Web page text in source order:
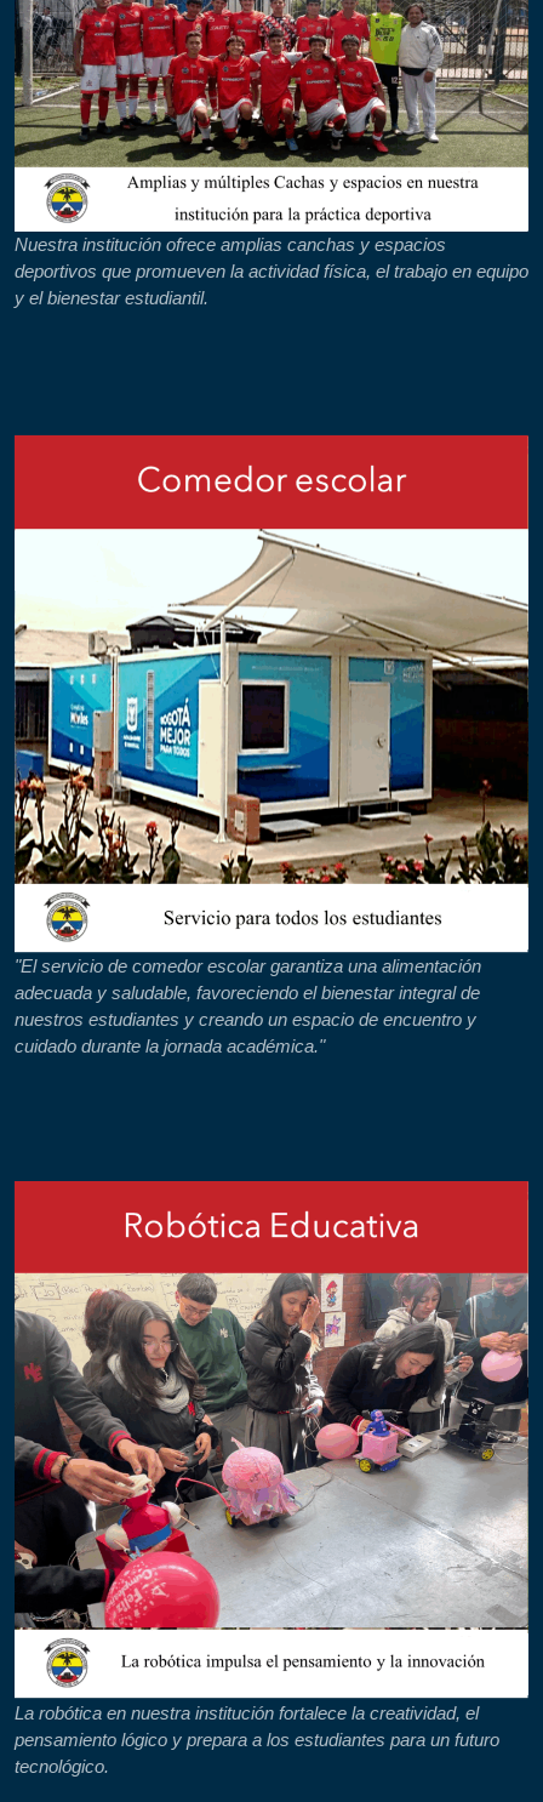
Nuestra institución ofrece amplias canchas y espacios
deportivos que promueven la actividad física, el trabajo en equipo
y el bienestar estudiantil.
"El servicio de comedor escolar garantiza una alimentación
adecuada y saludable, favoreciendo el bienestar integral de
nuestros estudiantes y creando un espacio de encuentro y
cuidado durante la jornada académica."
La robótica en nuestra institución fortalece la creatividad, el
pensamiento lógico y prepara a los estudiantes para un futuro
tecnológico.